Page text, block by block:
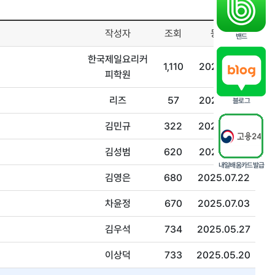
작성자 조회 등록일
한국제일요리커
피학원
1,110 2022.01.10
리즈 57 2026.07.16
김민규 322 2026.03.19
김성범 620 2025.08.11
김영은 680 2025.07.22
차윤정 670 2025.07.03
김우석 734 2025.05.27
이상덕 733 2025.05.20
밴드
블로그
내일배움카드발급